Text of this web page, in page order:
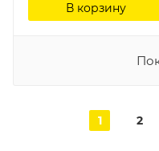
В корзину
1 2